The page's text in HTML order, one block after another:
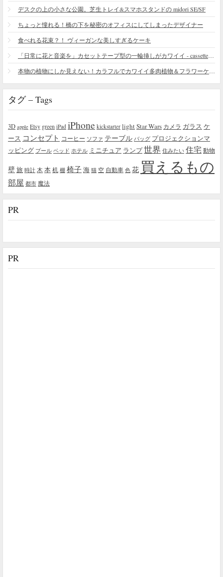
デスクの上の小さな公園。芝生トレイ&スマホスタンドの midori SE/SF
ちょっと憧れる！橋の下を秘密のオフィスにしてしまったデザイナー
食べれる花束？！ ヴィーガンな美しすぎるケーキ
「日常に花と音楽を」カセットテープ型の一輪挿しがカワイイ - cassette vase
本物の植物にしか見えない！カラフルでカワイイ多肉植物＆フラワーケーキ
タグ – Tags
3D apple Etsy green iPad iPhone kickstarter lightStar Wars カメラ ガラス ケ
ース コンセプト コーヒー ソファ テーブル バッグ プロジェクションマ
ッピング プール ベッド ホテル ミニチュア ランプ世界 住みたい 住宅 動物
壁旅 時計 木本机 棚 椅子海 猫 空 自動車 色 花 買えるもの
部屋 都市 魔法
PR
PR